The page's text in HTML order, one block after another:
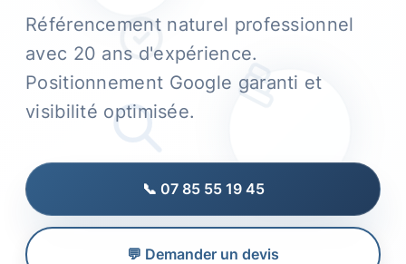
Référencement naturel professionnel
avec 20 ans d'expérience.
Positionnement Google garanti et
visibilité optimisée.
📞 07 85 55 19 45
💬 Demander un devis